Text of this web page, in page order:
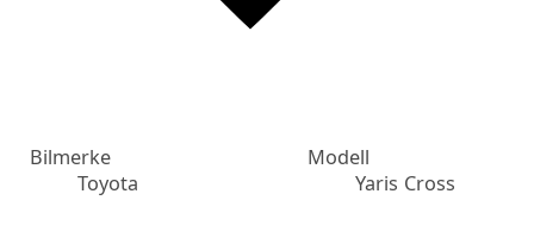
Bilmerke
Toyota
Modell
Yaris Cross